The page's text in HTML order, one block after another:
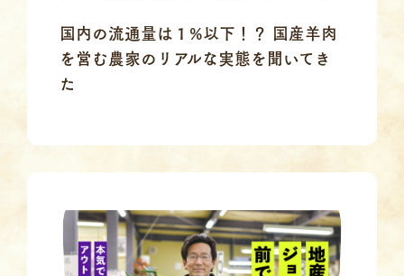
国内の流通量は１%以下！？ 国産羊肉
を営む農家のリアルな実態を聞いてき
た